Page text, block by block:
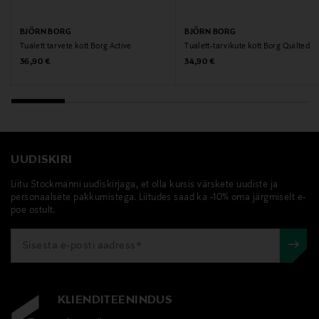
BJÖRN BORG
Tualett tarvete kott Borg Active
Original Price
36,90 €
BJÖRN BORG
Tualett-tarvikute kott Borg Quilted
Original Price
34,90 €
UUDISKIRI
Liitu Stockmanni uudiskirjaga, et olla kursis värskete uudiste ja
personaalsete pakkumistega. Liitudes saad ka -10% oma järgmiselt e-
poe ostult.
KLIENDITEENINDUS